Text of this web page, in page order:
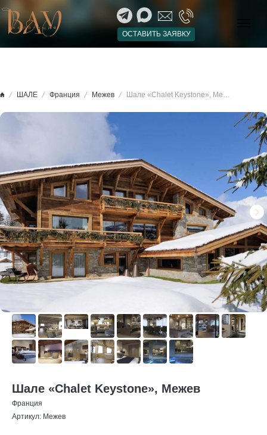
ОСТАВИТЬ ЗАЯВКУ
ШАЛЕ Франция Межев Шале «Chalet Keystone», Межев
Шале «Chalet Keystone», Межев
Франция
Артикул: Межев